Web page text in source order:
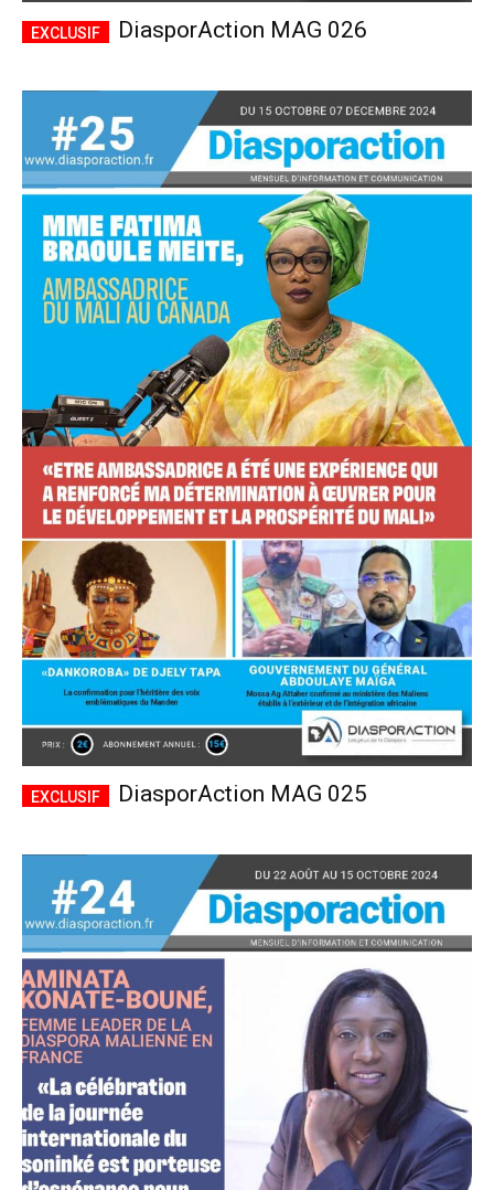
Accès complet
$22 / anplaceholder text
Tous les articles
Annonces
ANNUEL MENSUEL
CHOISIR LE FORFAIT
DiasporAction MAG 026
DiasporAction MAG 025